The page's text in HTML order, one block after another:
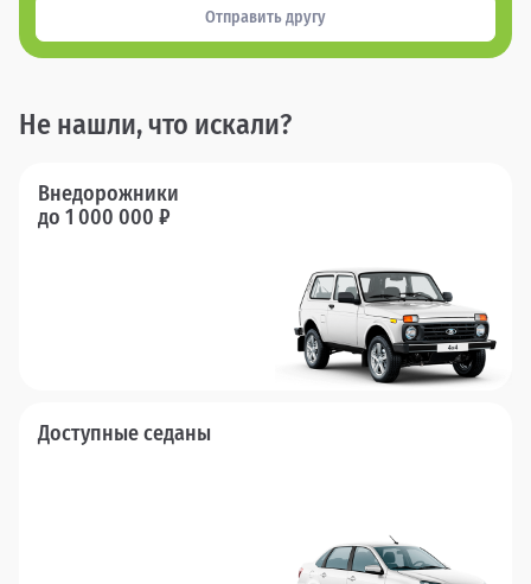
Отправить другу
Не нашли, что искали?
Внедорожники
до 1 000 000 ₽
Доступные седаны